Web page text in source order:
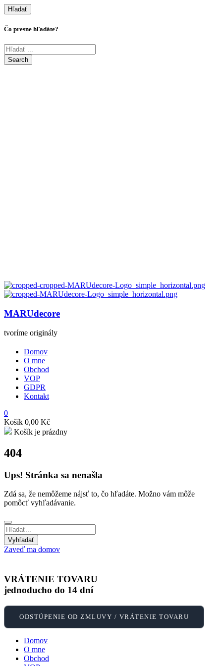
Hľadať
Čo presne hľadáte?
MARUdecore
tvoríme originály
Domov
O mne
Obchod
VOP
GDPR
Kontakt
0
Košík 0,00 Kč
Košík je prázdny
404
Ups! Stránka sa nenašla
Zdá sa, že nemôžeme nájsť to, čo hľadáte. Možno vám môže
pomôcť vyhľadávanie.
Zaveď ma domov
VRÁTENIE TOVARU
jednoducho do 14 dní
ODSTÚPENIE OD ZMLUVY / VRÁTENIE TOVARU
Domov
O mne
Obchod